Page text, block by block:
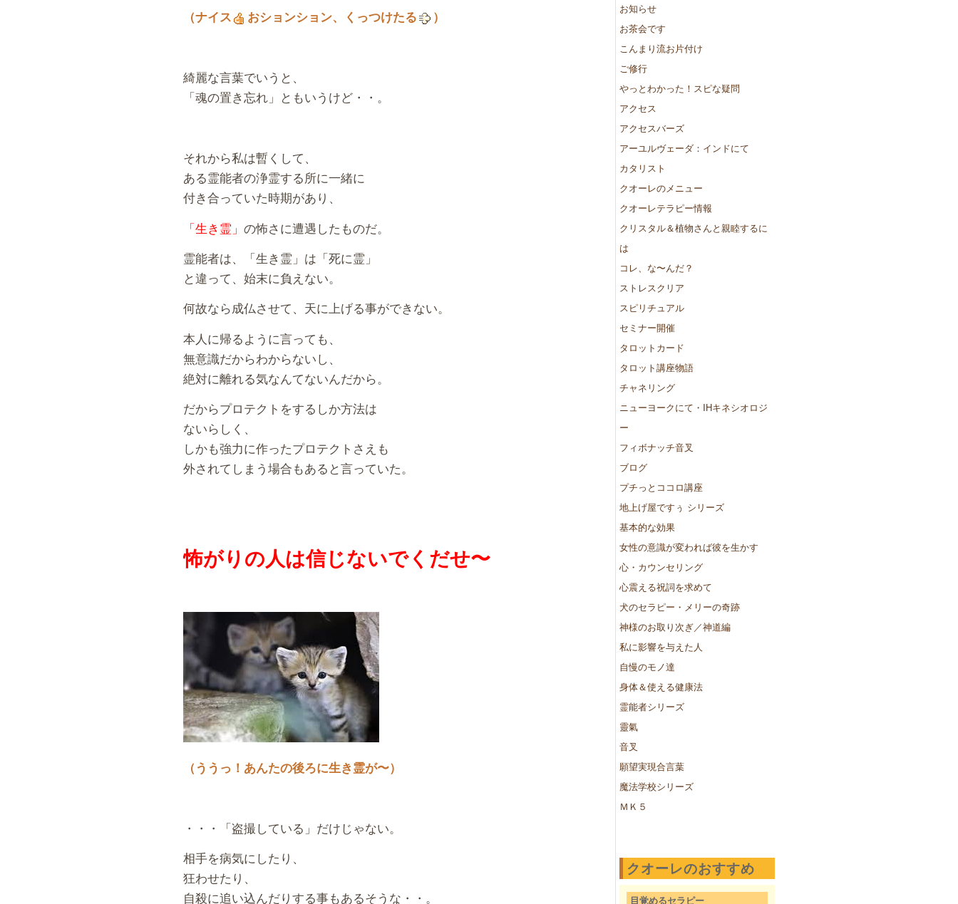
（ナイス おションション、くっつけたる ）
綺麗な言葉でいうと、
「魂の置き忘れ」ともいうけど・・。
それから私は暫くして、
ある霊能者の浄霊する所に一緒に
付き合っていた時期があり、
「生き霊」 の怖さに遭遇したものだ。
霊能者は、「生き霊」は「死に霊」
と違って、始末に負えない。
何故なら成仏させて、天に上げる事ができない。
本人に帰るように言っても、
無意識だからわからないし、
絶対に離れる気なんてないんだから。
だからプロテクトをするしか方法は
ないらしく、
しかも強力に作ったプロテクトさえも
外されてしまう場合もあると言っていた。
怖がりの人は信じないでくだせ〜
（ううっ！あんたの後ろに生き霊が〜）
・・・「盗撮している」だけじゃない。
相手を病気にしたり、
狂わせたり、
自殺に追い込んだりする事もあるそうな・・。
お知らせ
お茶会です
こんまり流お片付け
ご修行
やっとわかった！スピな疑問
アクセス
アクセスバーズ
アーユルヴェーダ：インドにて
カタリスト
クオーレのメニュー
クオーレテラピー情報
クリスタル＆植物さんと親睦するに
は
コレ、な〜んだ？
ストレスクリア
スピリチュアル
セミナー開催
タロットカード
タロット講座物語
チャネリング
ニューヨークにて・IHキネシオロジ
ー
フィボナッチ音叉
ブログ
プチっとココロ講座
地上げ屋ですぅ シリーズ
基本的な効果
女性の意識が変われば彼を生かす
心・カウンセリング
心震える祝詞を求めて
犬のセラピー・メリーの奇跡
神様のお取り次ぎ／神道編
私に影響を与えた人
自慢のモノ達
身体＆使える健康法
霊能者シリーズ
靈氣
音叉
願望実現合言葉
魔法学校シリーズ
ＭＫ５
クオーレのおすすめ
目覚めるセラピー